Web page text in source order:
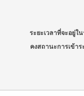
ระยะเวลาที่จะอยู่ใ
คงสถานะการเข้า